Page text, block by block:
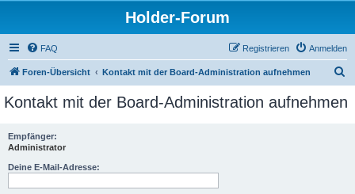
Holder-Forum
FAQ Anmelden
Registrieren
Foren-Übersicht Kontakt mit der Board-Administration aufnehmen
c
Kontakt mit der Board-Administration aufnehmen
Empfänger:
Administrator
Deine E-Mail-Adresse: